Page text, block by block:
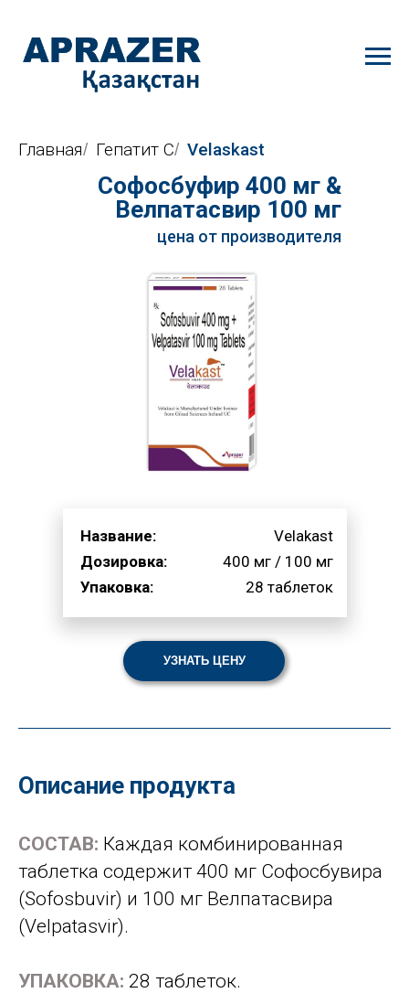
Главная/ Гепатит C/ Velaskast
Софосбуфир 400 мг &
Велпатасвир 100 мг
цена
цена от производителя
УЗНАТЬ ЦЕНУ
Название:
Дозировка:
Упаковка:
Velakast
400 мг / 100 мг
28 таблеток
Описание продукта
СОСТАВ: Каждая комбинированная
таблетка содержит 400 мг Софосбувира
(Sofosbuvir) и 100 мг Велпатасвира
(Velpatasvir).
УПАКОВКА: 28 таблеток.